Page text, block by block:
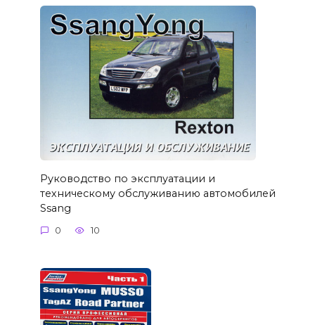
Руководство по эксплуатации и
техническому обслуживанию автомобилей
Ssang
0 10